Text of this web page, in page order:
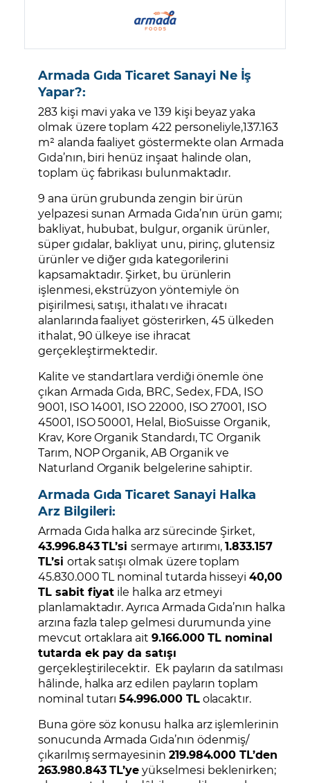
Armada Gıda Ticaret Sanayi Ne İş
Yapar?:
283 kişi mavi yaka ve 139 kişi beyaz yaka
olmak üzere toplam 422 personeliyle,137.163
m² alanda faaliyet göstermekte olan Armada
Gıda’nın, biri henüz inşaat halinde olan,
toplam üç fabrikası bulunmaktadır.
9 ana ürün grubunda zengin bir ürün
yelpazesi sunan Armada Gıda’nın ürün gamı;
bakliyat, hububat, bulgur, organik ürünler,
süper gıdalar, bakliyat unu, pirinç, glutensiz
ürünler ve diğer gıda kategorilerini
kapsamaktadır. Şirket, bu ürünlerin
işlenmesi, ekstrüzyon yöntemiyle ön
pişirilmesi, satışı, ithalatı ve ihracatı
alanlarında faaliyet gösterirken, 45 ülkeden
ithalat, 90 ülkeye ise ihracat
gerçekleştirmektedir.
Kalite ve standartlara verdiği önemle öne
çıkan Armada Gıda, BRC, Sedex, FDA, ISO
9001, ISO 14001, ISO 22000, ISO 27001, ISO
45001, ISO 50001, Helal, BioSuisse Organik,
Krav, Kore Organik Standardı, TC Organik
Tarım, NOP Organik, AB Organik ve
Naturland Organik belgelerine sahiptir.
Armada Gıda Ticaret Sanayi Halka
Arz Bilgileri:
Armada Gıda halka arz sürecinde Şirket,
43.996.843TL’sisermaye artırımı,1.833.157
TL’si ortak satışı olmak üzere toplam
45.830.000 TL nominal tutarda hisseyi40,00
TL sabit fiyat ile halka arz etmeyi
planlamaktadır. Ayrıca Armada Gıda’nın halka
arzına fazla talep gelmesi durumunda yine
mevcut ortaklara ait 9.166.000 TL nominal
tutarda ek pay da satışı
gerçekleştirilecektir. Ek payların da satılması
hâlinde, halka arz edilen payların toplam
nominal tutarı54.996.000 TLolacaktır.
Buna göre söz konusu halka arz işlemlerinin
sonucunda Armada Gıda’nın ödenmiş/
çıkarılmış sermayesinin 219.984.000 TL’den
263.980.843 TL’yeyükselmesi beklenirken;